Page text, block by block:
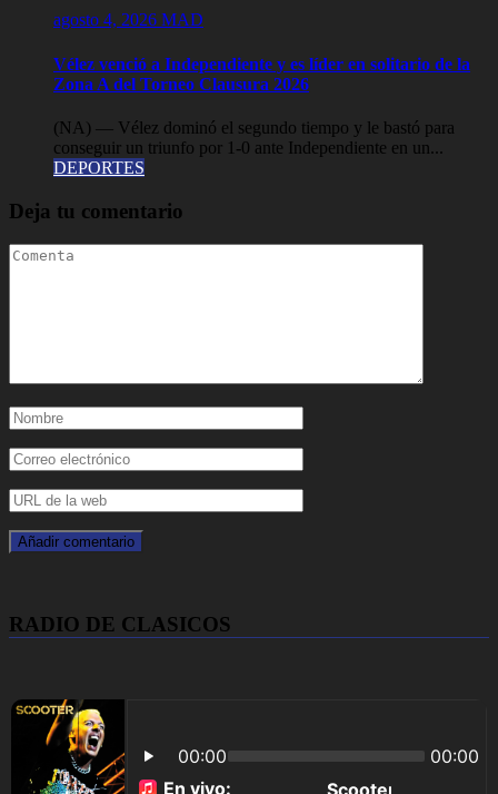
agosto 4, 2026 MAD
Vélez venció a Independiente y es líder en solitario de la
Zona A del Torneo Clausura 2026
(NA) — Vélez dominó el segundo tiempo y le bastó para
conseguir un triunfo por 1-0 ante Independiente en un...
DEPORTES
Deja tu comentario
RADIO DE CLASICOS